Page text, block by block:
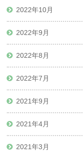
2022年10月
2022年9月
2022年8月
2022年7月
2021年9月
2021年4月
2021年3月